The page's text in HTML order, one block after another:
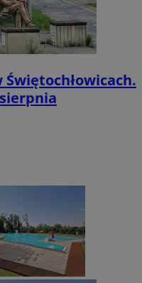
Świętochłowicach.